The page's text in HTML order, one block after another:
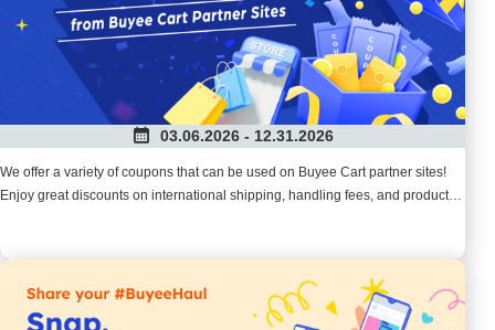
03.06.2026 - 12.31.2026
We offer a variety of coupons that can be used on Buyee Cart partner sites!
Enjoy great discounts on international shipping, handling fees, and product